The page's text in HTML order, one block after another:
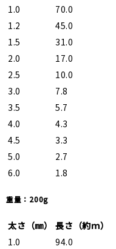
1.0
70.0
1.2
45.0
1.5
31.0
2.0
17.0
2.5
10.0
3.0
7.8
3.5
5.7
4.0
4.3
4.5
3.3
5.0
2.7
6.0
1.8
重量：200g
太さ（㎜）
長さ（約ｍ）
1.0
94.0